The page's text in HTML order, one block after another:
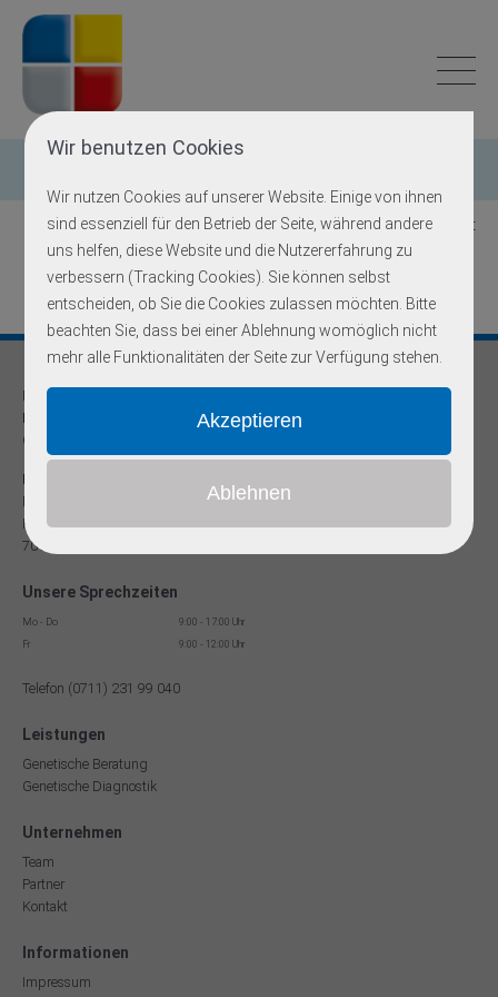
Wir benutzen Cookies
Wir nutzen Cookies auf unserer Website. Einige von ihnen
sind essenziell für den Betrieb der Seite, während andere
uns helfen, diese Website und die Nutzererfahrung zu
verbessern (Tracking Cookies). Sie können selbst
entscheiden, ob Sie die Cookies zulassen möchten. Bitte
beachten Sie, dass bei einer Ablehnung womöglich nicht
mehr alle Funktionalitäten der Seite zur Verfügung stehen.
Zurück zur Übersicht
Praxis für
Humangenetik und Prävention
Onkogenetische Schwerpunktpraxis
Dr. med Robert Hering
Facharzt für Humangenetik
Reinsburgstr. 13
70178 Stuttgart
Unsere Sprechzeiten
Mo - Do
9:00 - 17:00 Uhr
Fr
9:00 - 12:00 Uhr
Telefon (0711) 231 99 040
Leistungen
Genetische Beratung
Genetische Diagnostik
Unternehmen
Team
Partner
Kontakt
Informationen
Impressum